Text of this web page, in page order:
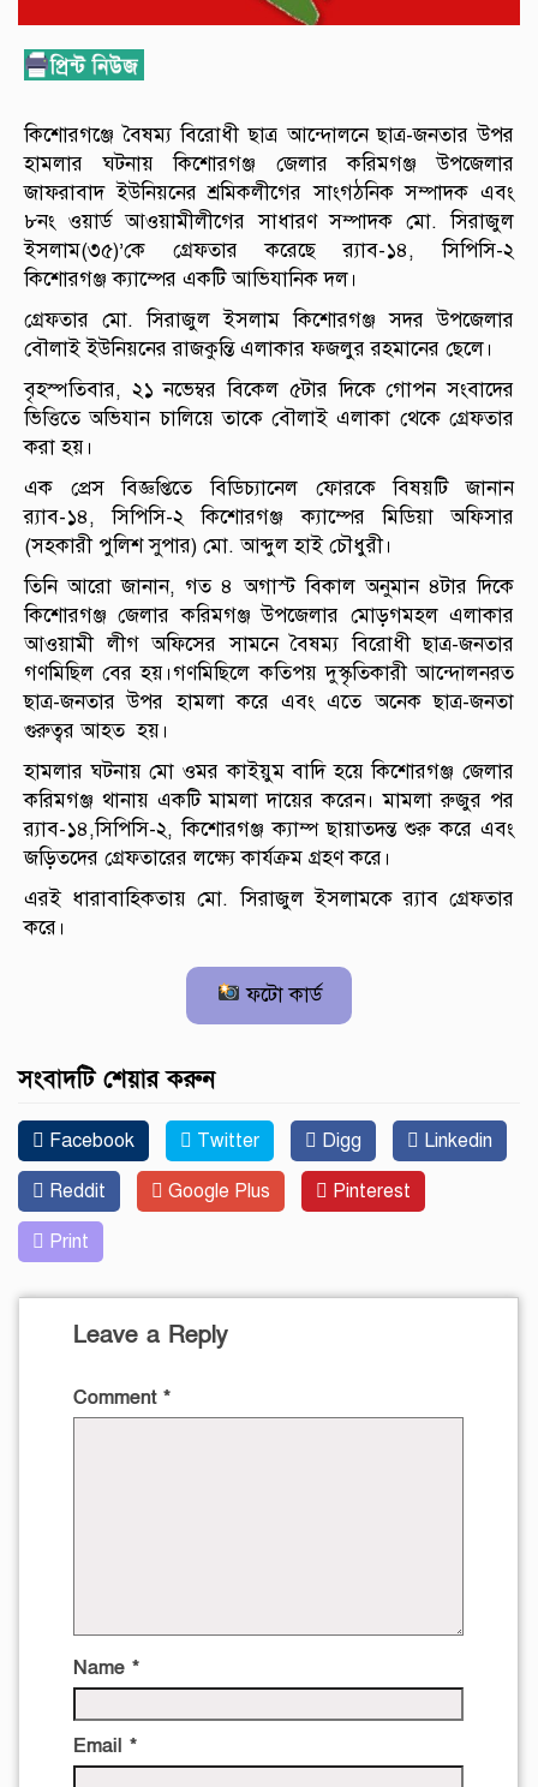
কিশোরগঞ্জে বৈষম্য বিরোধী ছাত্র আন্দোলনে ছাত্র-জনতার উপর
হামলার ঘটনায় কিশোরগঞ্জ জেলার করিমগঞ্জ উপজেলার
জাফরাবাদ ইউনিয়নের শ্রমিকলীগের সাংগঠনিক সম্পাদক এবং
৮নং ওয়ার্ড আওয়ামীলীগের সাধারণ সম্পাদক মো. সিরাজুল
ইসলাম(৩৫)’কে গ্রেফতার করেছে র‌্যাব-১৪, সিপিসি-২
কিশোরগঞ্জ ক্যাম্পের একটি আভিযানিক দল।
গ্রেফতার মো. সিরাজুল ইসলাম কিশোরগঞ্জ সদর উপজেলার
বৌলাই ইউনিয়নের রাজকুন্তি এলাকার ফজলুর রহমানের ছেলে।
বৃহস্পতিবার, ২১ নভেম্বর বিকেল ৫টার দিকে গোপন সংবাদের
ভিত্তিতে অভিযান চালিয়ে তাকে বৌলাই এলাকা থেকে গ্রেফতার
করা হয়।
এক প্রেস বিজ্ঞপ্তিতে বিডিচ্যানেল ফোরকে বিষয়টি জানান
র‌্যাব-১৪, সিপিসি-২ কিশোরগঞ্জ ক্যাম্পের মিডিয়া অফিসার
(সহকারী পুলিশ সুপার) মো. আব্দুল হাই চৌধুরী।
তিনি আরো জানান, গত ৪ অগাস্ট বিকাল অনুমান ৪টার দিকে
কিশোরগঞ্জ জেলার করিমগঞ্জ উপজেলার মোড়গমহল এলাকার
আওয়ামী লীগ অফিসের সামনে বৈষম্য বিরোধী ছাত্র-জনতার
গণমিছিল বের হয়।গণমিছিলে কতিপয় দুস্কৃতিকারী আন্দোলনরত
ছাত্র-জনতার উপর হামলা করে এবং এতে অনেক ছাত্র-জনতা
গুরুত্বর আহত হয়।
হামলার ঘটনায় মো ওমর কাইয়ুম বাদি হয়ে কিশোরগঞ্জ জেলার
করিমগঞ্জ থানায় একটি মামলা দায়ের করেন। মামলা রুজুর পর
র‌্যাব-১৪,সিপিসি-২, কিশোরগঞ্জ ক্যাম্প ছায়াতদন্ত শুরু করে এবং
জড়িতদের গ্রেফতারের লক্ষ্যে কার্যক্রম গ্রহণ করে।
এরই ধারাবাহিকতায় মো. সিরাজুল ইসলামকে র‌্যাব গ্রেফতার
করে।
ফটো কার্ড
সংবাদটি শেয়ার করুন
Facebook Twitter Digg Linkedin
Reddit Google Plus Pinterest
Print
Leave a Reply
Comment *
Name *
Email *